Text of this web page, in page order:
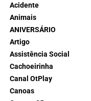
Acidente
Animais
ANIVERSÁRIO
Artigo
Assistência Social
Cachoeirinha
Canal OtPlay
Canoas